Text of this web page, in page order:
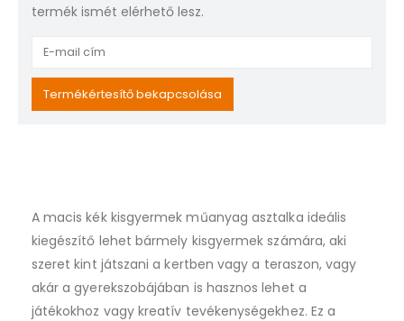
termék ismét elérhető lesz.
Enter
email
address
for
this
product
Termékértesítő bekapcsolása
A macis kék kisgyermek műanyag asztalka ideális
kiegészítő lehet bármely kisgyermek számára, aki
szeret kint játszani a kertben vagy a teraszon, vagy
akár a gyerekszobájában is hasznos lehet a
játékokhoz vagy kreatív tevékenységekhez. Ez a